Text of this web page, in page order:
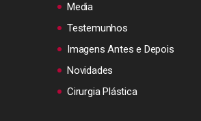
Media
Testemunhos
Imagens Antes e Depois
Novidades
Cirurgia Plástica